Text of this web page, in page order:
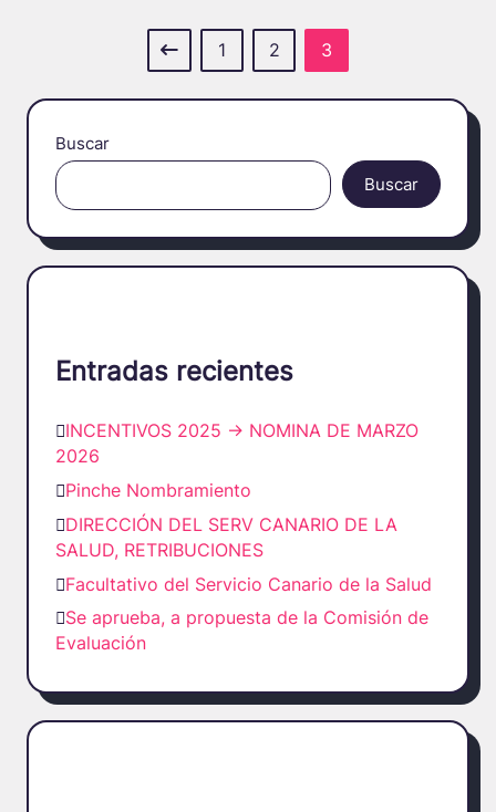
1 2 3
Buscar
Buscar
Entradas recientes
INCENTIVOS 2025 -> NOMINA DE MARZO
2026
Pinche Nombramiento
DIRECCIÓN DEL SERV CANARIO DE LA
SALUD, RETRIBUCIONES
Facultativo del Servicio Canario de la Salud
Se aprueba, a propuesta de la Comisión de
Evaluación